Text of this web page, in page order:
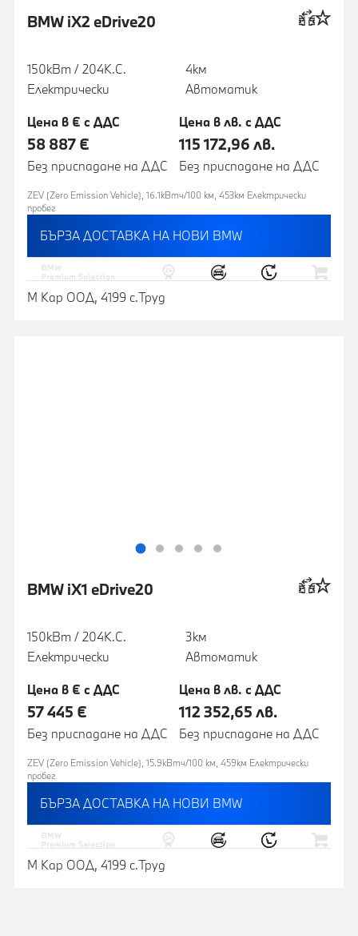
BMW iX2 eDrive20
150кВт / 204К.С.
Електрически
4км
Автоматик
Цена в € с ДДС
58 887 €
Без приспадане на ДДС
Цена в лв. с ДДС
115 172,96 лв.
Без приспадане на ДДС
ZEV (Zero Emission Vehicle), 16.1кВтч/100 км, 453км Eлектрически
пробег
БЪРЗА ДОСТАВКА НА НОВИ BMW
М Кар ООД, 4199 с.Труд
BMW iX1 eDrive20
150кВт / 204К.С.
Електрически
3км
Автоматик
Цена в € с ДДС
57 445 €
Без приспадане на ДДС
Цена в лв. с ДДС
112 352,65 лв.
Без приспадане на ДДС
ZEV (Zero Emission Vehicle), 15.9кВтч/100 км, 459км Eлектрически
пробег
БЪРЗА ДОСТАВКА НА НОВИ BMW
М Кар ООД, 4199 с.Труд